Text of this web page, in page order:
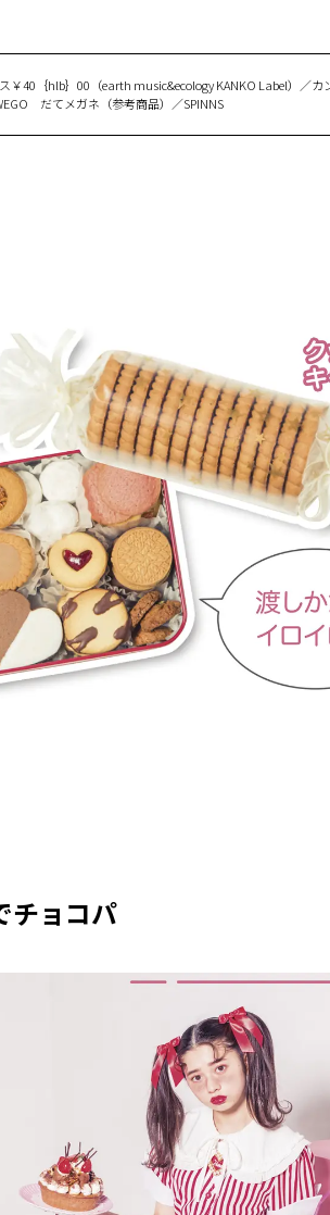
40｛hlb｝00（earth music&ecology KANKO Label）／
だてメガネ（参考商品）／SPINNS
チョコパ